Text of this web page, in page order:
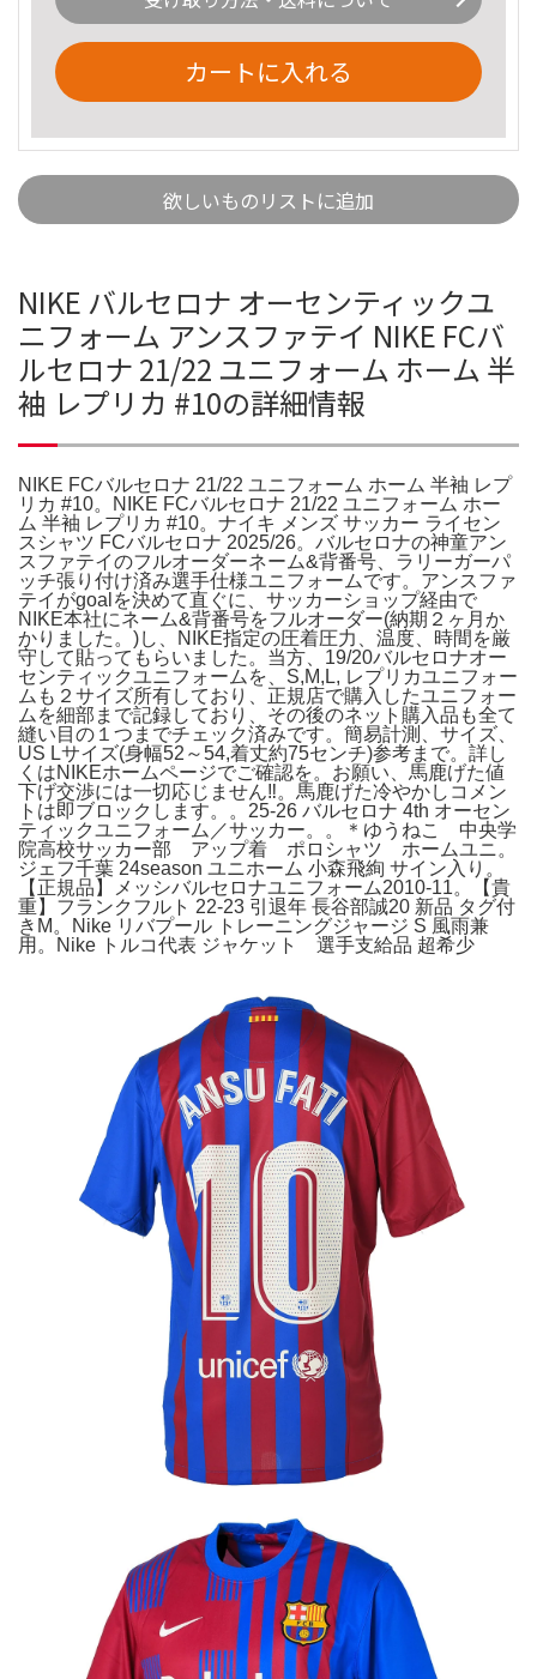
カートに入れる
欲しいものリストに追加
NIKE バルセロナ オーセンティックユ
ニフォーム アンスファテイ NIKE FCバ
ルセロナ 21/22 ユニフォーム ホーム 半
袖 レプリカ #10の詳細情報
NIKE FCバルセロナ 21/22 ユニフォーム ホーム 半袖 レプ
リカ #10。NIKE FCバルセロナ 21/22 ユニフォーム ホー
ム 半袖 レプリカ #10。ナイキ メンズ サッカー ライセン
スシャツ FCバルセロナ 2025/26。バルセロナの神童アン
スファテイのフルオーダーネーム&背番号、ラリーガーパ
ッチ張り付け済み選手仕様ユニフォームです。アンスファ
テイがgoalを決めて直ぐに、サッカーショップ経由で
NIKE本社にネーム&背番号をフルオーダー(納期２ヶ月か
かりました。)し、NIKE指定の圧着圧力、温度、時間を厳
守して貼ってもらいました。当方、19/20バルセロナオー
センティックユニフォームを、S,M,L, レプリカユニフォー
ムも２サイズ所有しており、正規店で購入したユニフォー
ムを細部まで記録しており、その後のネット購入品も全て
縫い目の１つまでチェック済みです。簡易計測、サイズ、
US Lサイズ(身幅52～54,着丈約75センチ)参考まで。詳し
くはNIKEホームページでご確認を。お願い、馬鹿げた値
下げ交渉には一切応じません‼️。馬鹿げた冷やかしコメン
トは即ブロックします。。25-26 バルセロナ 4th オーセン
ティックユニフォーム／サッカー。。＊ゆうねこ 中央学
院高校サッカー部 アップ着 ポロシャツ ホームユニ。
ジェフ千葉 24season ユニホーム 小森飛絢 サイン入り。
【正規品】メッシバルセロナユニフォーム2010-11。【貴
重】フランクフルト 22-23 引退年 長谷部誠20 新品 タグ付
きM。Nike リバプール トレーニングジャージ S 風雨兼
用。Nike トルコ代表 ジャケット 選手支給品 超希少